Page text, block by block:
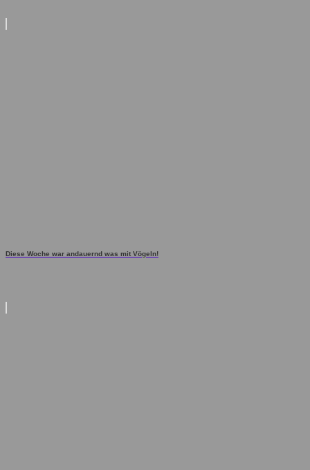
Diese Woche war andauernd was mit Vögeln!